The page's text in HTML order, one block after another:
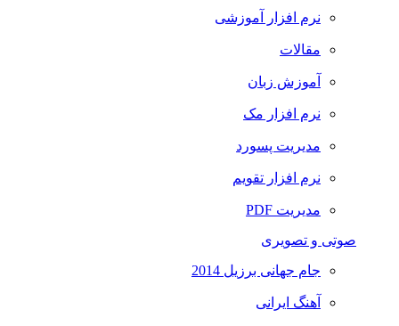
نرم افزار آموزشی
مقالات
آموزش زبان
نرم افزار مک
مدیریت پسورد
نرم افزار تقویم
مدیریت PDF
صوتی و تصویری
جام جهانی برزیل 2014
آهنگ ایرانی